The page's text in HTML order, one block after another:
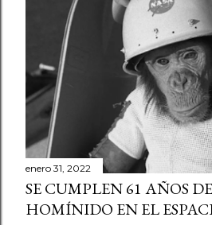
enero 31, 2022
SE CUMPLEN 61 AÑOS
HOMÍNIDO EN EL